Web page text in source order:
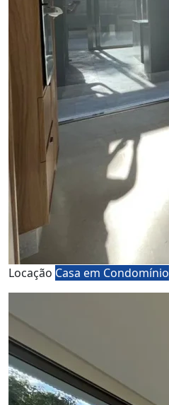
Locação Casa em Condomínio